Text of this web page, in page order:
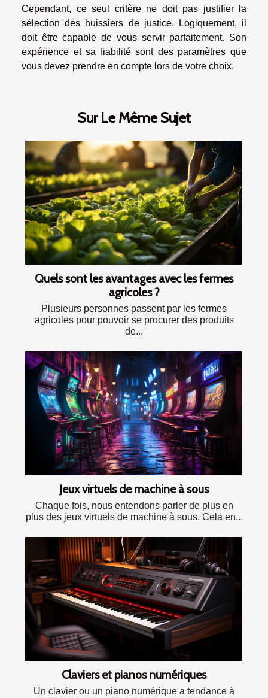
Cependant, ce seul critère ne doit pas justifier la
sélection des huissiers de justice. Logiquement, il
doit être capable de vous servir parfaitement. Son
expérience et sa fiabilité sont des paramètres que
vous devez prendre en compte lors de votre choix.
Sur Le Même Sujet
Quels sont les avantages avec les fermes
agricoles ?
Plusieurs personnes passent par les fermes
agricoles pour pouvoir se procurer des produits
de...
Jeux virtuels de machine à sous
Chaque fois, nous entendons parler de plus en
plus des jeux virtuels de machine à sous. Cela en...
Claviers et pianos numériques
Un clavier ou un piano numérique a tendance à